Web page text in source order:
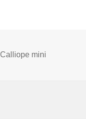
Schlagwörter
Calliope mini